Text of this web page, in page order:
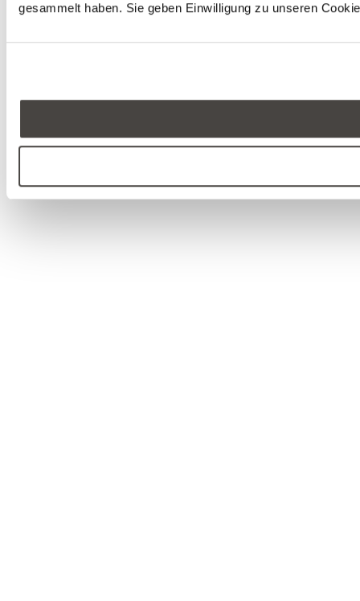
gesammelt haben. Sie geben Einwilligung zu unseren